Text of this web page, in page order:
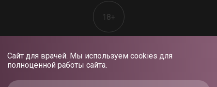
Сайт для врачей. Мы используем cookies для
полноценной работы сайта.
18+